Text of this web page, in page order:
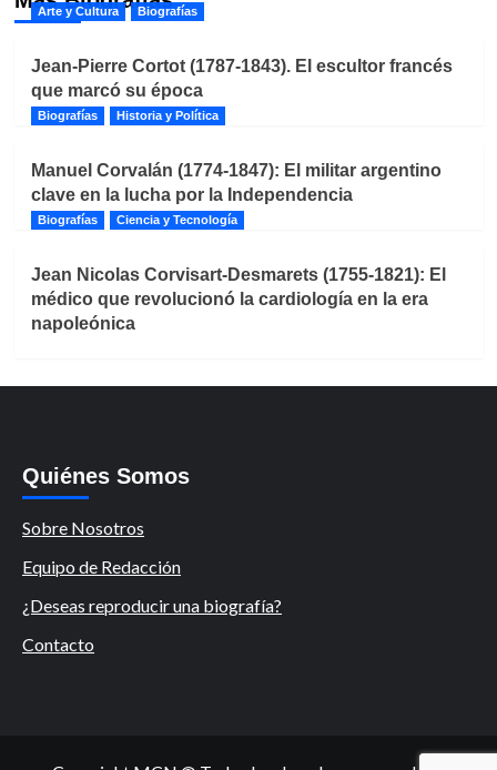
Arte y Cultura Biografías
Jean-Pierre Cortot (1787-1843). El escultor francés
que marcó su época
Biografías Historia y Política
Manuel Corvalán (1774-1847): El militar argentino
clave en la lucha por la Independencia
Biografías Ciencia y Tecnología
Jean Nicolas Corvisart-Desmarets (1755-1821): El
médico que revolucionó la cardiología en la era
napoleónica
Quiénes Somos
Sobre Nosotros
Equipo de Redacción
¿Deseas reproducir una biografía?
Contacto